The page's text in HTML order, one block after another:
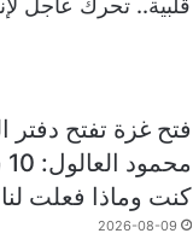
تحرك عاجل
فتح غزة تفتح
كنت وماذا فعلت
2026-08-09